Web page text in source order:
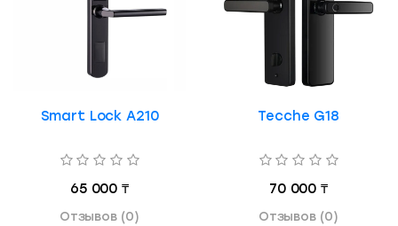
Smart Lock A210
65 000 ₸
Отзывов (0)
Tecche G18
70 000 ₸
Отзывов (0)